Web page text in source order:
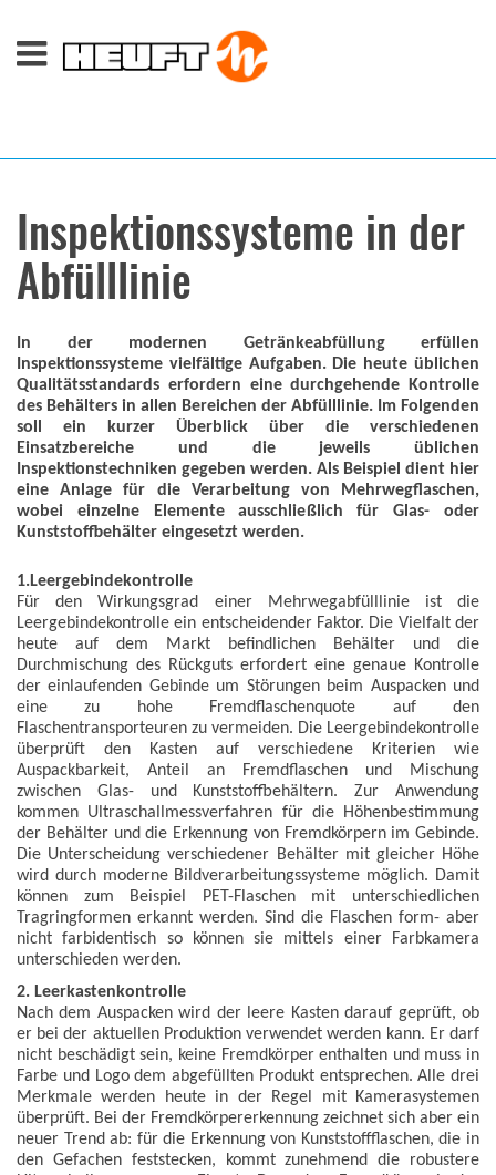
Inspektionssysteme in der
Abfülllinie
In der modernen Getränkeabfüllung erfüllen
Inspektionssysteme vielfältige Aufgaben. Die heute üblichen
Qualitätsstandards erfordern eine durchgehende Kontrolle
des Behälters in allen Bereichen der Abfülllinie. Im Folgenden
soll ein kurzer Überblick über die verschiedenen
Einsatzbereiche und die jeweils üblichen
Inspektionstechniken gegeben werden. Als Beispiel dient hier
eine Anlage für die Verarbeitung von Mehrwegflaschen,
wobei einzelne Elemente ausschließlich für Glas- oder
Kunststoffbehälter eingesetzt werden.
1.Leergebindekontrolle
Für den Wirkungsgrad einer Mehrwegabfülllinie ist die
Leergebindekontrolle ein entscheidender Faktor. Die Vielfalt der
heute auf dem Markt befindlichen Behälter und die
Durchmischung des Rückguts erfordert eine genaue Kontrolle
der einlaufenden Gebinde um Störungen beim Auspacken und
eine zu hohe Fremdflaschenquote auf den
Flaschentransporteuren zu vermeiden. Die Leergebindekontrolle
überprüft den Kasten auf verschiedene Kriterien wie
Auspackbarkeit, Anteil an Fremdflaschen und Mischung
zwischen Glas- und Kunststoffbehältern. Zur Anwendung
kommen Ultraschallmessverfahren für die Höhenbestimmung
der Behälter und die Erkennung von Fremdkörpern im Gebinde.
Die Unterscheidung verschiedener Behälter mit gleicher Höhe
wird durch moderne Bildverarbeitungssysteme möglich. Damit
können zum Beispiel PET-Flaschen mit unterschiedlichen
Tragringformen erkannt werden. Sind die Flaschen form- aber
nicht farbidentisch so können sie mittels einer Farbkamera
unterschieden werden.
2. Leerkastenkontrolle
Nach dem Auspacken wird der leere Kasten darauf geprüft, ob
er bei der aktuellen Produktion verwendet werden kann. Er darf
nicht beschädigt sein, keine Fremdkörper enthalten und muss in
Farbe und Logo dem abgefüllten Produkt entsprechen. Alle drei
Merkmale werden heute in der Regel mit Kamerasystemen
überprüft. Bei der Fremdkörpererkennung zeichnet sich aber ein
neuer Trend ab: für die Erkennung von Kunststoffflaschen, die in
den Gefachen feststecken, kommt zunehmend die robustere